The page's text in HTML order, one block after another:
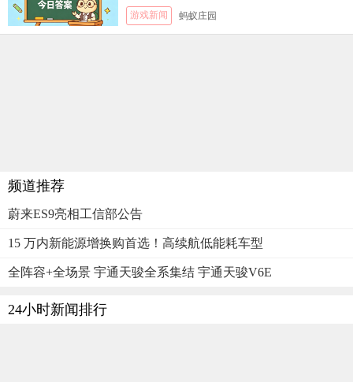
游戏新闻 蚂蚁庄园
频道推荐
蔚来ES9亮相工信部公告
15 万内新能源增换购首选！高续航低能耗车型
全阵容+全场景 宇通天骏全系集结 宇通天骏V6E
24小时新闻排行